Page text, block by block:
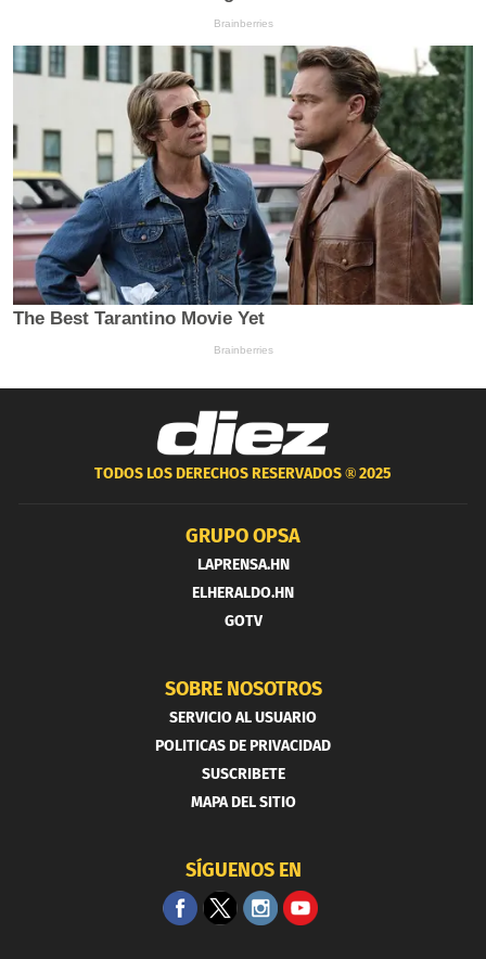
TODOS LOS DERECHOS RESERVADOS ®2025
GRUPO OPSA
LAPRENSA.HN
ELHERALDO.HN
GOTV
SOBRE NOSOTROS
SERVICIO AL USUARIO
POLITICAS DE PRIVACIDAD
SUSCRIBETE
MAPA DEL SITIO
SÍGUENOS EN